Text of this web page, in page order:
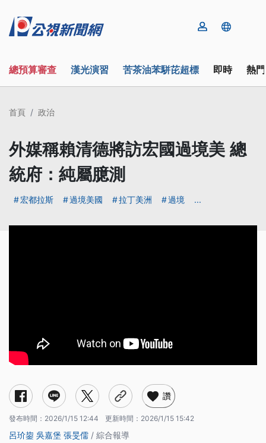
總預算審查 漢光演習 苦茶油苯駢芘超標 即時 熱
首頁 政治
外媒稱賴清德將訪宏國過境美 總
統府：純屬臆測
宏都拉斯 過境美國 拉丁美洲 過境 ...
讚
發布時間： 2026/1/15 12:44 更新時間： 2026/1/15 15:42
呂玠鋆 吳嘉堡 張旻儒 / 綜合報導